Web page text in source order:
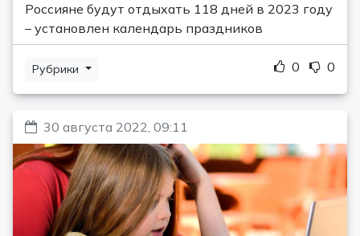
Россияне будут отдыхать 118 дней в 2023 году
– установлен календарь праздников
Рубрики 0 0
30 августа 2022, 09:11